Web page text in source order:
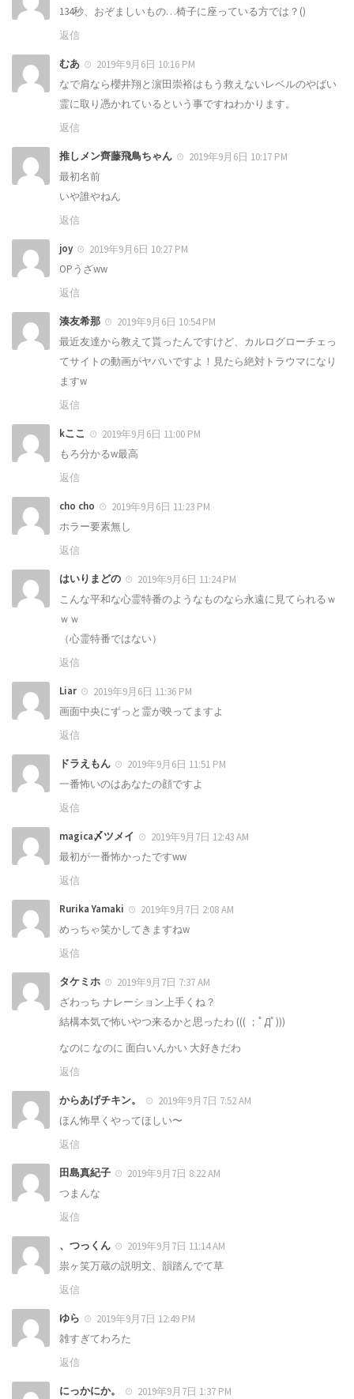
134秒、おぞましいもの…椅子に座っている方では？()
返信
むあ
2019年9月6日 10:16 PM
なで肩なら櫻井翔と濵田崇裕はもう救えないレベルのやばい
霊に取り憑かれているという事ですねわかります。
返信
推しメン齊藤飛鳥ちゃん
2019年9月6日 10:17 PM
最初名前
いや誰やねん
返信
joy
2019年9月6日 10:27 PM
OPうざww
返信
湊友希那
2019年9月6日 10:54 PM
最近友達から教えて貰ったんですけど、カルログローチェっ
てサイトの動画がヤバいですよ！見たら絶対トラウマになり
ますw
返信
kここ
2019年9月6日 11:00 PM
もろ分かるw最高
返信
cho cho
2019年9月6日 11:23 PM
ホラー要素無し
返信
はいりまどの
2019年9月6日 11:24 PM
こんな平和な心霊特番のようなものなら永遠に見てられるｗ
ｗｗ
（心霊特番ではない）
返信
Liar
2019年9月6日 11:36 PM
画面中央にずっと霊が映ってますよ
返信
ドラえもん
2019年9月6日 11:51 PM
一番怖いのはあなたの顔ですよ
返信
magica〆ツメイ
2019年9月7日 12:43 AM
最初が一番怖かったですww
返信
Rurika Yamaki
2019年9月7日 2:08 AM
めっちゃ笑かしてきますねw
返信
タケミホ
2019年9月7日 7:37 AM
ざわっち ナレーション上手くね？
結構本気で怖いやつ来るかと思ったわ ((( ；ﾟДﾟ)))
なのに なのに 面白いんかい 大好きだわ
返信
からあげチキン。
2019年9月7日 7:52 AM
ほん怖早くやってほしい〜
返信
田島真紀子
2019年9月7日 8:22 AM
つまんな
返信
、つっくん
2019年9月7日 11:14 AM
祟ヶ笑万蔵の説明文、韻踏んでて草
返信
ゆら
2019年9月7日 12:49 PM
雑すぎてわろた
返信
にっかにか。 2019年9月7日 1:37 PM